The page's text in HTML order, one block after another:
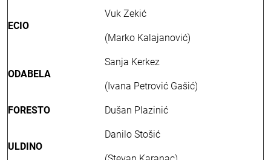
ECIO
Vuk Zekić
(Marko Kalajanović)
ODABELA
Sanja Kerkez
(Ivana Petrović Gašić)
FORESTO Dušan Plazinić
ULDINO
Danilo Stošić